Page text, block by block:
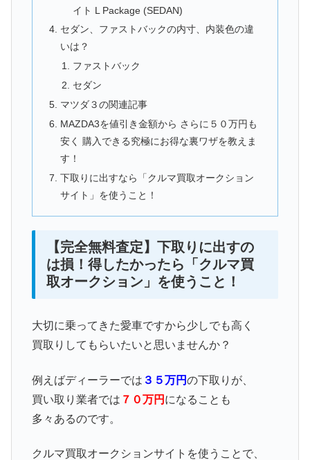
イト L Package (SEDAN)
セダン、ファストバックの内寸、内装色の違
いは？
ファストバック
セダン
マツダ３の関連記事
MAZDA3を値引き金額から さらに５０万円も
安く 購入できる究極にお得な裏ワザを教えま
す！
下取りに出すなら「クルマ買取オークション
サイト」を使うこと！
【完全無料査定】下取りに出すの
は損！得したかったら「クルマ買
取オークション」を使うこと！
大切に乗ってきた愛車ですから少しでも高く
買取りしてもらいたいと思いませんか？
例えばディーラーでは ３５万円の下取りが、
買い取り業者では ７０万円 になることも
多々あるのです。
クルマ買取オークションサイトを使うことで、